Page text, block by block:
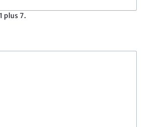
plus 7.